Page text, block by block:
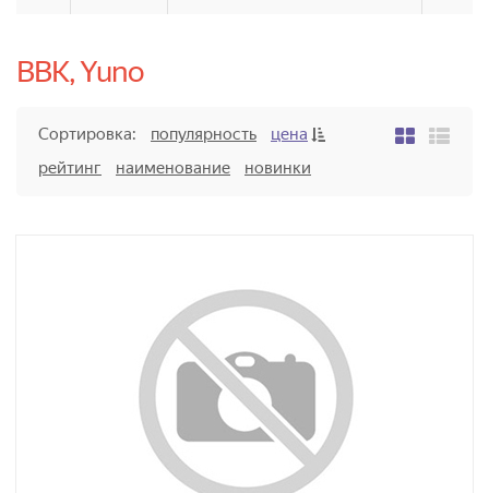
BBK, Yuno
Сортировка: популярность
цена
рейтинг
наименование новинки